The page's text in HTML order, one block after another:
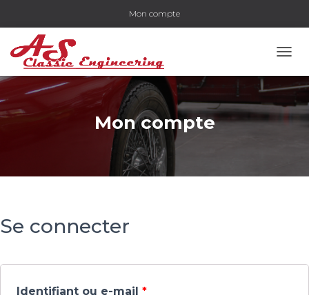
Mon compte
Mon compte
Se connecter
Identifiant ou e-mail *